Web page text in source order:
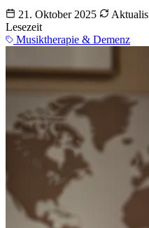
21. Oktober 2025
Lesezeit
Musiktherapie & Demenz